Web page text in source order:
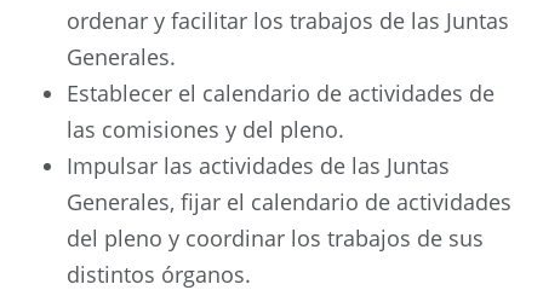
ordenar y facilitar los trabajos de las Juntas
Generales.
Establecer el calendario de actividades de
las comisiones y del pleno.
Impulsar las actividades de las Juntas
Generales, fijar el calendario de actividades
del pleno y coordinar los trabajos de sus
distintos órganos.